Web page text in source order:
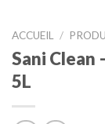
ACCUEIL /
Sani
5L